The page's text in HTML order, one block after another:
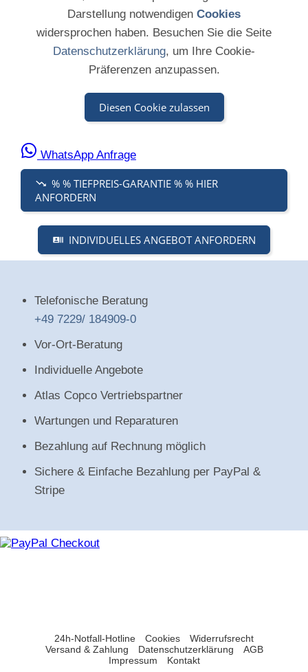
Darstellung notwendigen Cookies
widersprochen haben. Besuchen Sie die Seite
Datenschutzerklärung, um Ihre Cookie-
Präferenzen anzupassen.
Diesen Cookie zulassen
WhatsApp Anfrage
% % TIEFPREIS-GARANTIE % % HIER
ANFORDERN
INDIVIDUELLES ANGEBOT ANFORDERN
Telefonische Beratung
+49 7229/ 184909-0
Vor-Ort-Beratung
Individuelle Angebote
Atlas Copco Vertriebspartner
Wartungen und Reparaturen
Bezahlung auf Rechnung möglich
Sichere & Einfache Bezahlung per PayPal &
Stripe
24h-Notfall-Hotline Cookies
Widerrufsrecht
Versand & Zahlung
Datenschutzerklärung
AGB
Impressum
Kontakt